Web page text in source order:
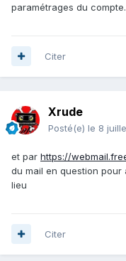
paramétrages du
Citer
Xrude
Posté(e) le 8
et par https://
du mail en question
lieu
Citer